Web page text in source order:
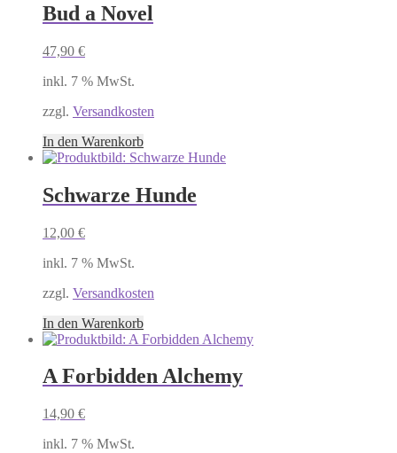
Bud a Novel
47,90 €
inkl. 7 % MwSt.
zzgl. Versandkosten
In den Warenkorb
Schwarze Hunde
12,00 €
inkl. 7 % MwSt.
zzgl. Versandkosten
In den Warenkorb
A Forbidden Alchemy
14,90 €
inkl. 7 % MwSt.